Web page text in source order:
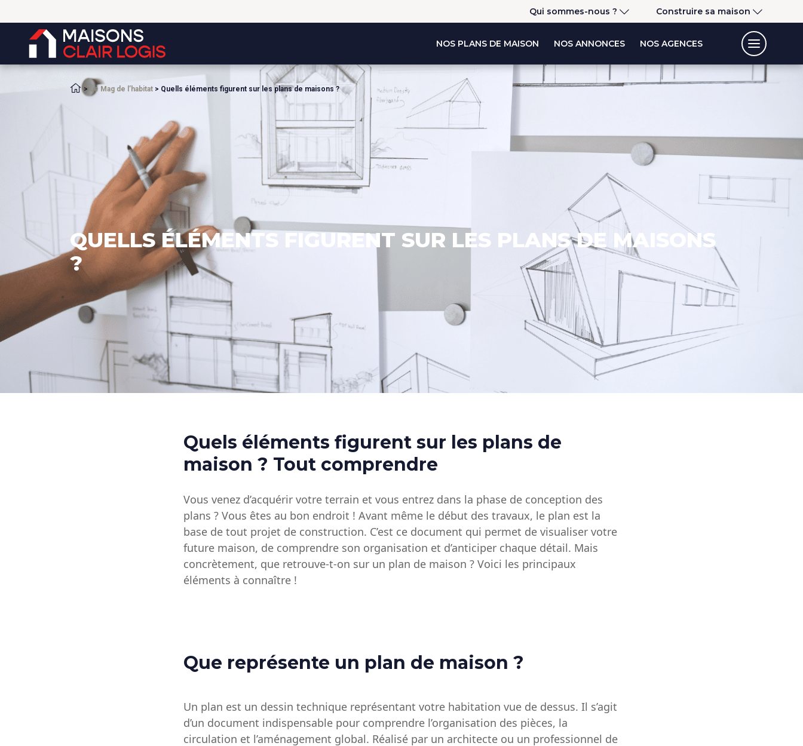
Qui sommes-nous ? Construire sa maison
NOS PLANS DE MAISON NOS ANNONCES NOS AGENCES
Accueil
> Le Mag de l’habitat > Quells éléments figurent sur les plans de maisons ?
QUELLS ÉLÉMENTS FIGURENT SUR LES PLANS DE MAISONS
?
Quels éléments figurent sur les plans de
maison ? Tout comprendre
Vous venez d’acquérir votre terrain et vous entrez dans la phase de conception des
plans ? Vous êtes au bon endroit ! Avant même le début des travaux, le plan est la
base de tout projet de construction. C’est ce document qui permet de visualiser votre
future maison, de comprendre son organisation et d’anticiper chaque détail. Mais
concrètement, que retrouve-t-on sur un plan de maison ? Voici les principaux
éléments à connaître !
Que représente un plan de maison ?
Un plan est un dessin technique représentant votre habitation vue de dessus. Il s’agit
d’un document indispensable pour comprendre l’organisation des pièces, la
circulation et l’aménagement global. Réalisé par un architecte ou un professionnel de